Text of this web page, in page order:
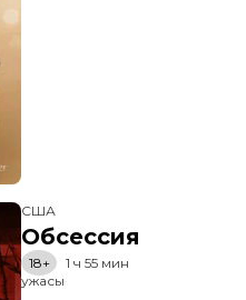
США
Обсессия
18+
1 ч 55 мин
ужасы